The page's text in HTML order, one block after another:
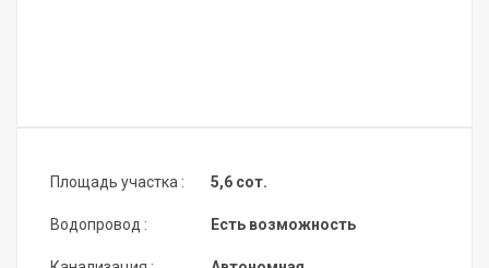
Площадь участка :
Водопровод :
5,6 сот.
Есть возможность